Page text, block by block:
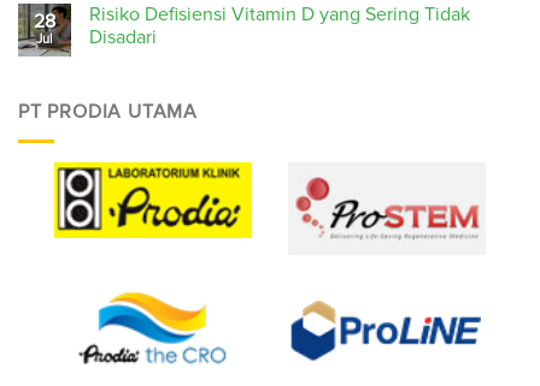
28
Jul
Risiko Defisiensi Vitamin D yang Sering Tidak
Disadari
PT PRODIA UTAMA